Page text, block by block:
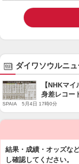
ダイワソウルニュ
【NHKマ
身差レコー
SPAIA 5月4日 17時0分
結果・成績・オッズな
し確認してください。